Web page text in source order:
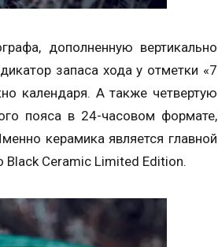
дополненную вертикально
запаса хода у отметки «7
календаря. А также четвертую
пояса в 24-часовом формате,
керамика является главной
Black Ceramic Limited Edition.